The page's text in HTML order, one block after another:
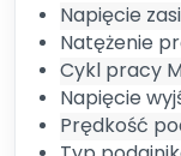
Napięcie
Natężenie
Cykl pracy
Napięcie
Prędkość